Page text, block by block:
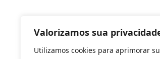
Valorizamos sua
Utilizamos cookies para aprimorar